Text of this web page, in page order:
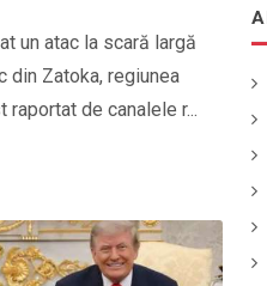
un atac la scară largă
din Zatoka, regiunea
de canalele r...